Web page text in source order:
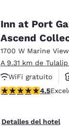
Inn at Port
Ascend
1700 W Marine
A 9.31 km de
WiFi gratuito
Se aceptan
calificación de 4.49
4.5
Detalles del hotel